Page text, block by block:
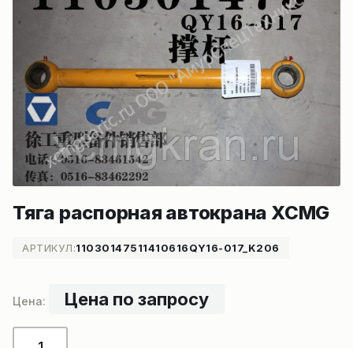
Тяга распорная автокрана XCMG
АРТИКУЛ:11030147511410616QY16-017_K206
Цена по запросу